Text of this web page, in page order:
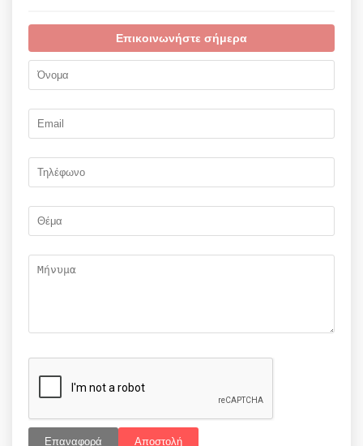
Επικοινωνήστε σήμερα
Επαναφορά Αποστολή